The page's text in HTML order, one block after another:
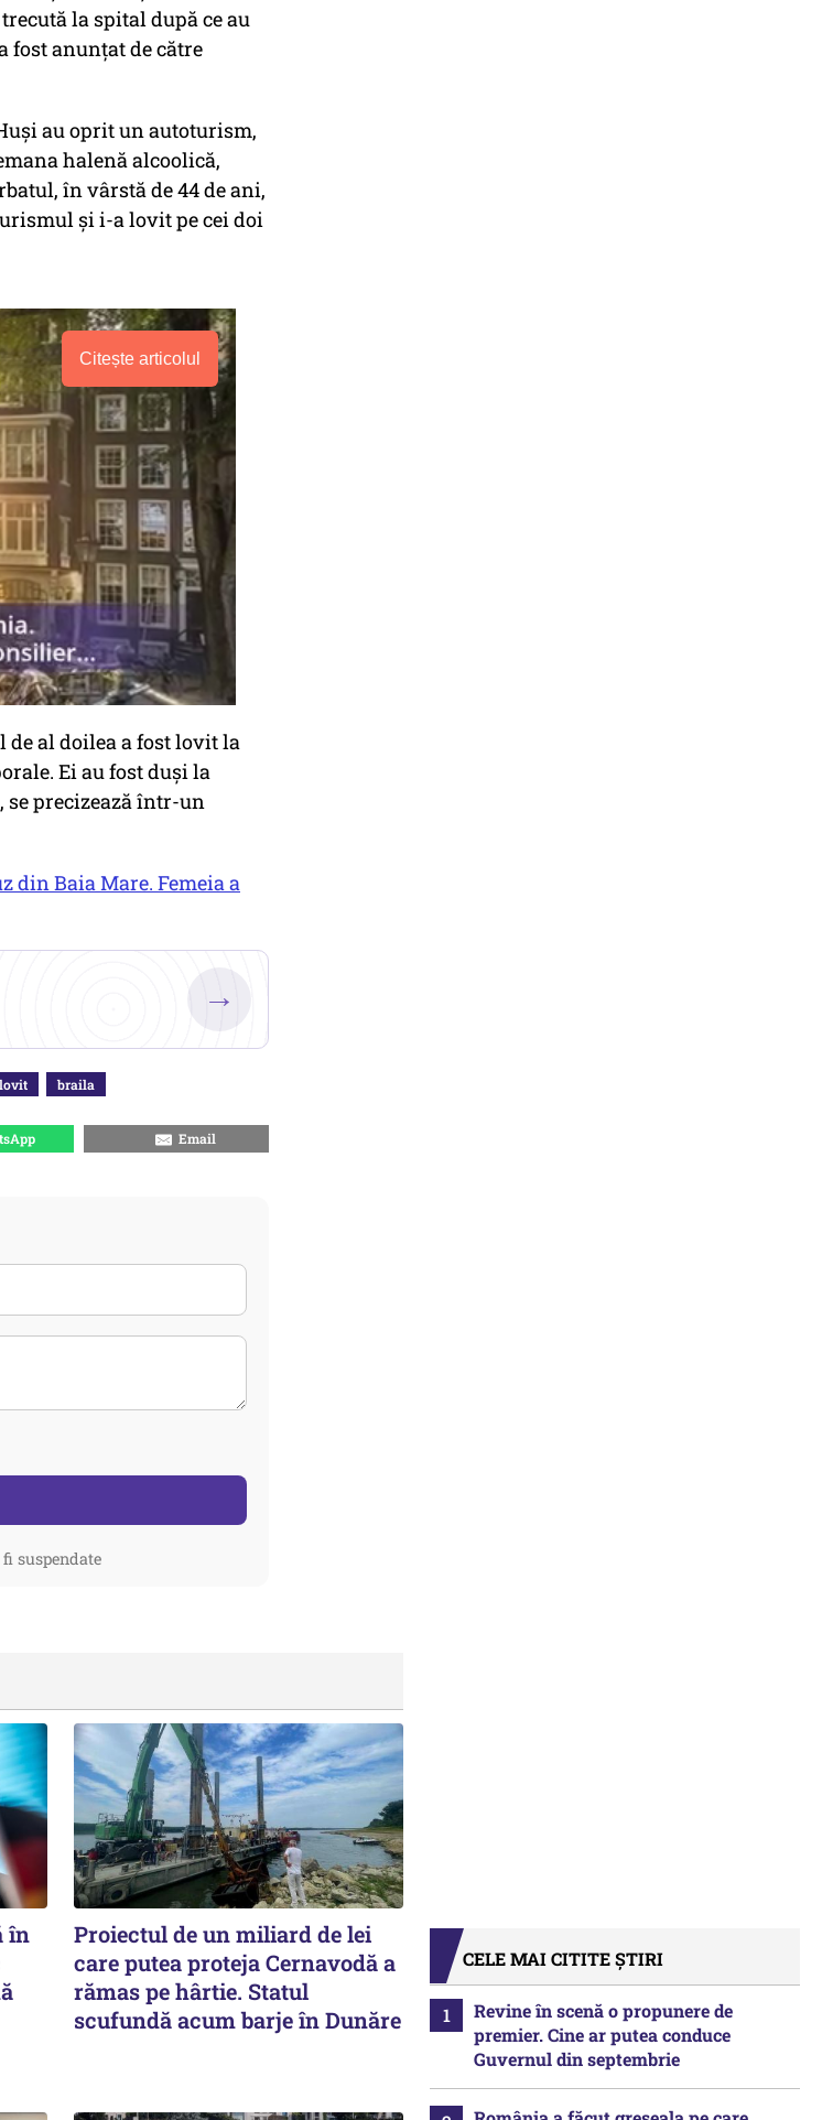
la spital după ce au
fost anunțat de către
au oprit un autoturism,
halenă alcoolică,
în vârstă de 44 de ani,
și i-a lovit pe cei doi
Citește articolul
de al doilea a fost lovit la
Ei au fost duși la
precizează într-un
din Baia Mare. Femeia a
→
lovit braila
Email
suspendate
în
Proiectul de un miliard de lei
care putea proteja Cernavodă a
rămas pe hârtie. Statul
scufundă acum barje în Dunăre
CELE MAI CITITE ȘTIRI
Revine în scenă o propunere de
premier. Cine ar putea conduce
Guvernul din septembrie